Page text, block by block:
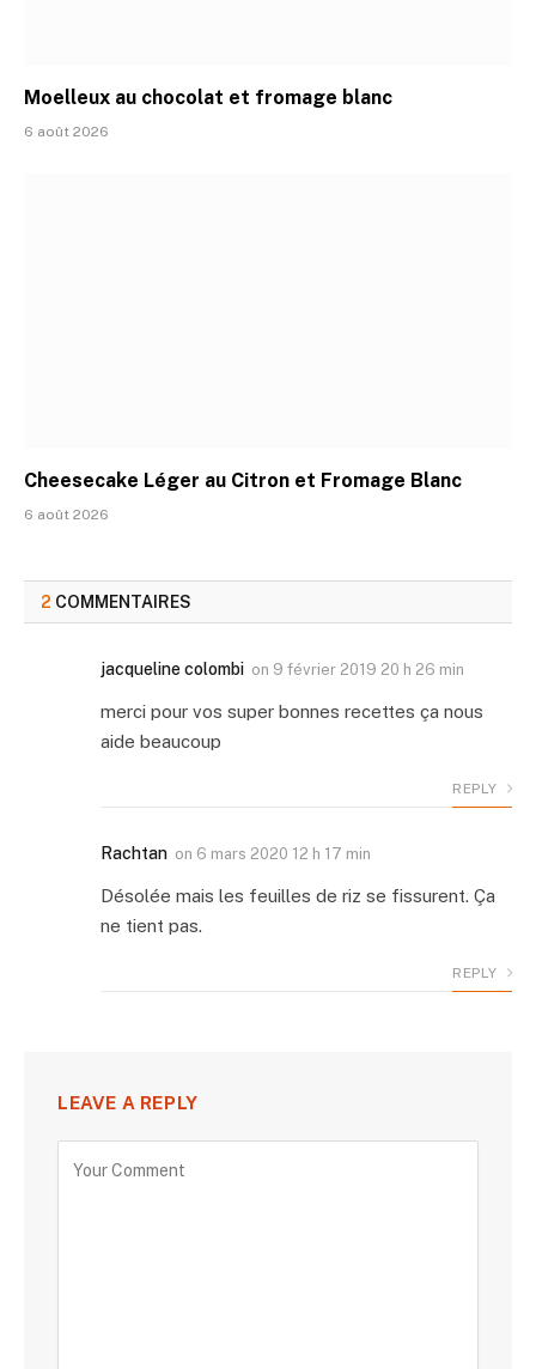
Moelleux au chocolat et fromage blanc
6 août 2026
Cheesecake Léger au Citron et Fromage Blanc
6 août 2026
2 COMMENTAIRES
jacqueline colombi on 9 février 2019 20 h 26 min
merci pour vos super bonnes recettes ça nous
aide beaucoup
REPLY
Rachtan on 6 mars 2020 12 h 17 min
Désolée mais les feuilles de riz se fissurent. Ça
ne tient pas.
REPLY
LEAVE A REPLY